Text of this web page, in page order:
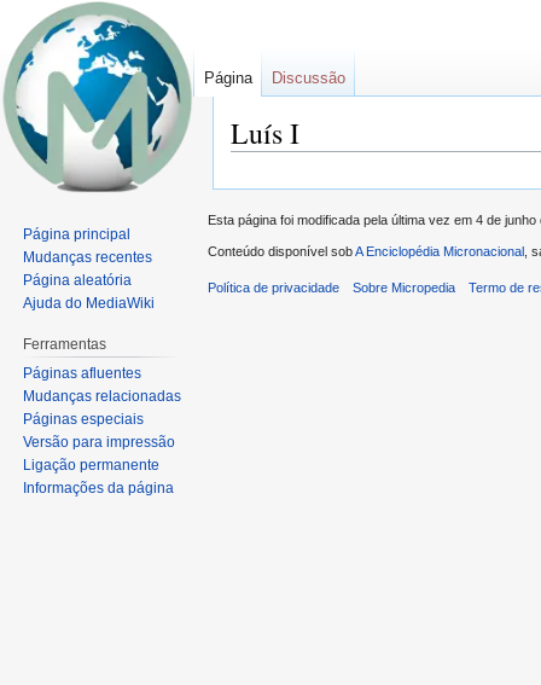
Luís I
navegação
pesquisar
Página Discussão
Página principal
Mudanças recentes
Página aleatória
Ajuda do MediaWiki
Ferramentas
Páginas afluentes
Mudanças relacionadas
Páginas especiais
Versão para impressão
Ligação permanente
Informações da página
Esta página foi modificada pela última vez em 4 de
Conteúdo disponível sobA Enciclopédia Micronacional ,
Política de privacidade Sobre Micropedia Termo de